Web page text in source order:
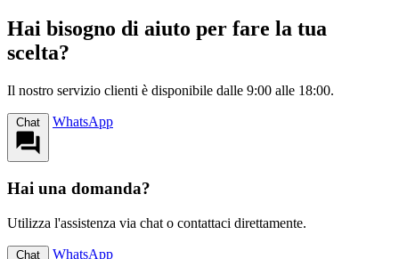
Hai bisogno di aiuto per fare la tua
scelta?
Il nostro servizio clienti è disponibile dalle 9:00 alle 18:00.
Chat WhatsApp
Hai una domanda?
Utilizza l'assistenza via chat o contattaci direttamente.
Chat WhatsApp